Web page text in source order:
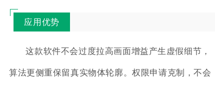
应用优势
这款软件不会过度拉高画面增益产生虚假细节，
算法更侧重保留真实物体轮廓。权限申请克制，不会